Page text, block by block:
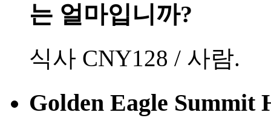
는 얼마입니까?
식사 CNY128 / 사람.
Golden Eagle Summit